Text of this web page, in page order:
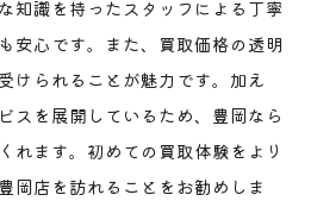
賢いリサイクル買取の活用法
サービスの選び方と家宝豊岡店
取サービスの利点
域貢献とサービス精神
知識を持ったスタッフによる丁寧
安心です。また、買取価格の透明
けられることが魅力です。加え
スを展開しているため、豊岡なら
れます。初めての買取体験をより
岡店を訪れることをお勧めしま